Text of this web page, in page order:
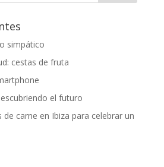
simpático
cestas de fruta
el futuro
carne en Ibiza para celebrar un